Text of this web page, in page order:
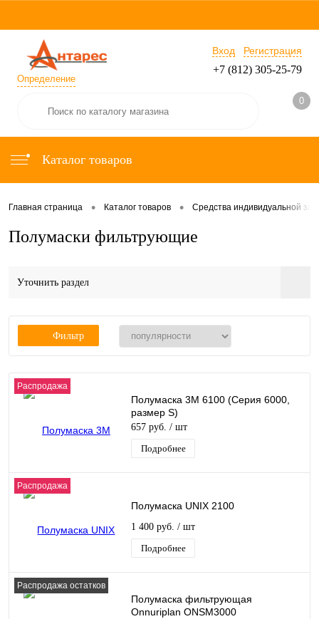
Определение
Вход Регистрация
+7 (812) 305-25-79
0
Каталог товаров
Главная страница • Каталог товаров • Средства индивидуальной
Полумаски фильтрующие
Уточнить раздел
Фильтр
Распродажа
Полумаска 3М 6100 (Серия 6000,
размер S)
657 руб. / шт
Подробнее
Распродажа
Полумаска UNIX 2100
1 400 руб. / шт
Подробнее
Распродажа остатков
Полумаска фильтрующая
Onnuriplan ONSM3000